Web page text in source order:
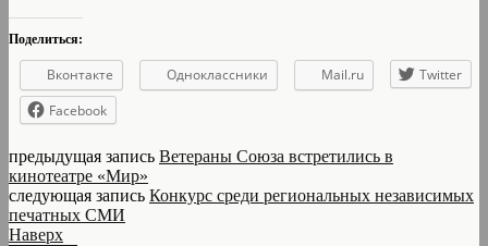
Поделиться:
Вконтакте Одноклассники Mail.ru
Twitter
Facebook
предыдущая запись Ветераны Союза встретились в
кинотеатре «Мир»
следующая запись Конкурс среди региональных независимых
печатных СМИ
Наверх